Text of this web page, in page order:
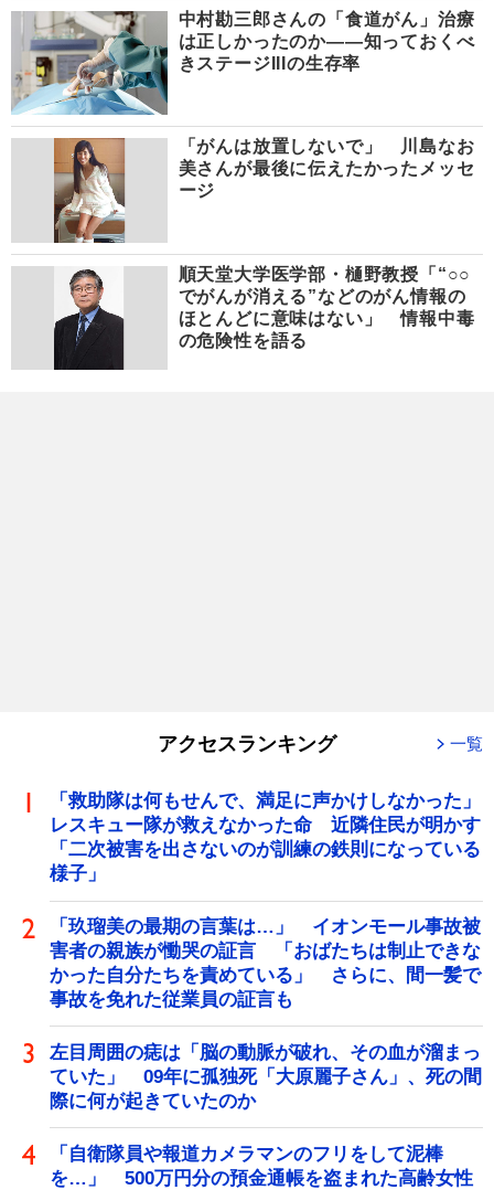
中村勘三郎さんの「食道がん」治療
は正しかったのか――知っておくべ
きステージIIIの生存率
「がんは放置しないで」 川島なお
美さんが最後に伝えたかったメッセ
ージ
順天堂大学医学部・樋野教授「“○○
でがんが消える”などのがん情報の
ほとんどに意味はない」 情報中毒
の危険性を語る
アクセスランキング 一覧
「救助隊は何もせんで、満足に声かけしなかった」
レスキュー隊が救えなかった命 近隣住民が明かす
「二次被害を出さないのが訓練の鉄則になっている
様子」
「玖瑠美の最期の言葉は…」 イオンモール事故被
害者の親族が慟哭の証言 「おばたちは制止できな
かった自分たちを責めている」 さらに、間一髪で
事故を免れた従業員の証言も
左目周囲の痣は「脳の動脈が破れ、その血が溜まっ
ていた」 09年に孤独死「大原麗子さん」、死の間
際に何が起きていたのか
「自衛隊員や報道カメラマンのフリをして泥棒
を…」 500万円分の預金通帳を盗まれた高齢女性